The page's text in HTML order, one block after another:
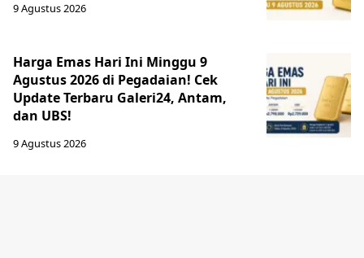
9 Agustus 2026
Harga Emas Hari Ini Minggu 9
Agustus 2026 di Pegadaian! Cek
Update Terbaru Galeri24, Antam,
dan UBS!
9 Agustus 2026